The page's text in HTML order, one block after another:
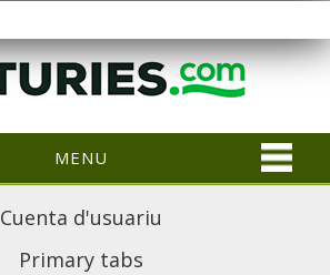
MENU
Cuenta d'usuariu
Primary tabs